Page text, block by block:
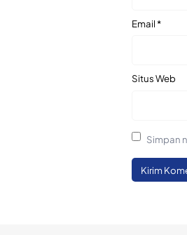
Email*
Situs Web
Simpan